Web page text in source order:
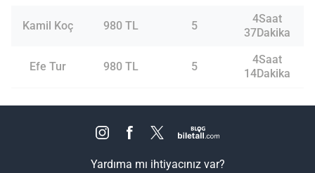
Kamil Koç 980 TL 5
4Saat
37Dakika
Efe Tur 980 TL 5
4Saat
14Dakika
Yardıma mı ihtiyacınız var?